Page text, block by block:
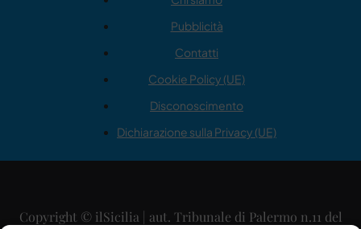
Pubblicità
Contatti
Cookie Policy (UE)
Disconoscimento
Dichiarazione sulla Privacy (UE)
Copyright © ilSicilia | aut. Tribunale di Palermo n.11 del